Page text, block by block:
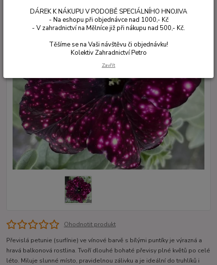
Ohodnotit produkt
Převislá petunie (surfínie) ve vínové barvě s bílými puntíky je výrazná a
hravá balkonová rostlina. Tvoří dlouhé bohaté převisy plné květů po celé
léto. Miluje slunné místo, pravidelnou zálivku a je ideální do truhlíků i
DÁREK K NÁKUPU V PODOBĚ SPECIÁLNÍHO HNOJIVA
- Na eshopu při objednávce nad 1000,- Kč
- V zahradnictví na Mělníce již při nákupu nad 500,- Kč.
Těšíme se na Vaši návštěvu či objednávku!
Kolektiv Zahradnictví Petro
Zavřít